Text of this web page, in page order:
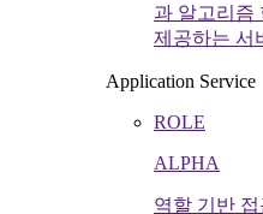
과 알고리즘
제공하는 서
Application Service
ROLE
ALPHA
역할 기반